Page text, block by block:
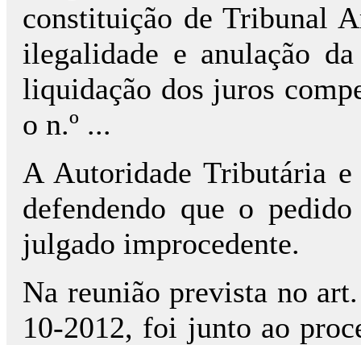
constituição de Tribunal
ilegalidade e anulação
liquidação dos juros
o n.º ...
A Autoridade Tributária e
defendendo que o
julgado improcedente.
Na reunião prevista no
10-2012, foi junto ao